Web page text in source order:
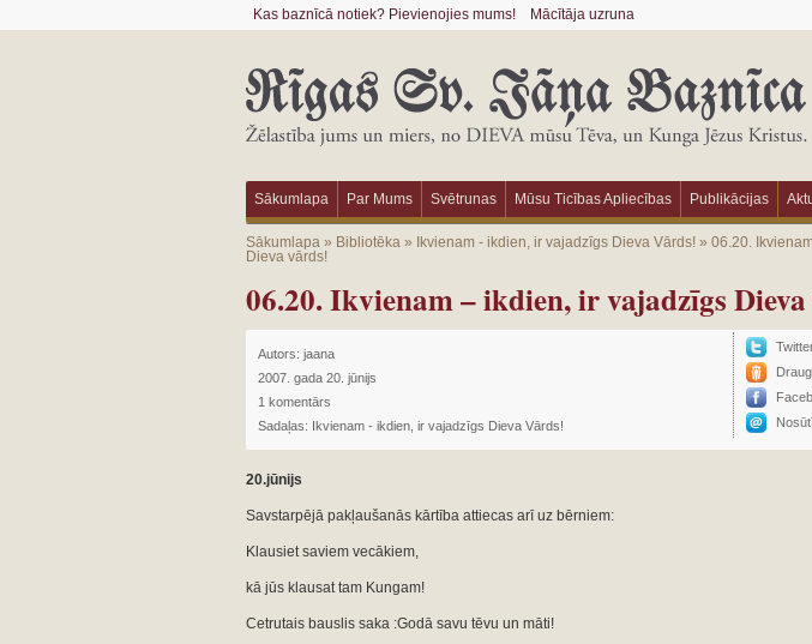
Kas baznīcā notiek? Pievienojies mums! Mācītāja uzruna
Sākumlapa Par Mums Svētrunas Mūsu Ticības Apliecības Publikācijas
Sākumlapa» Bibliotēka» Ikvienam - ikdien, ir vajadzīgs Dieva Vārds!» 06.20.
Dieva vārds!
06.20. Ikvienam – ikdien, ir vajadzīgs
Autors: jaana
2007. gada 20. jūnijs
1 komentārs
Sadaļas: Ikvienam - ikdien, ir vajadzīgs Dieva Vārds!
20.jūnijs
Savstarpējā pakļaušanās kārtība attiecas arī uz bērniem:
Klausiet saviem vecākiem,
kā jūs klausat tam Kungam!
Cetrutais bauslis saka :Godā savu tēvu un māti!